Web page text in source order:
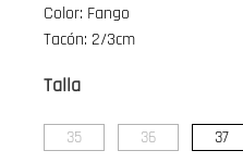
Color: Fango
Tacón: 2/3cm
Talla
35 36 37